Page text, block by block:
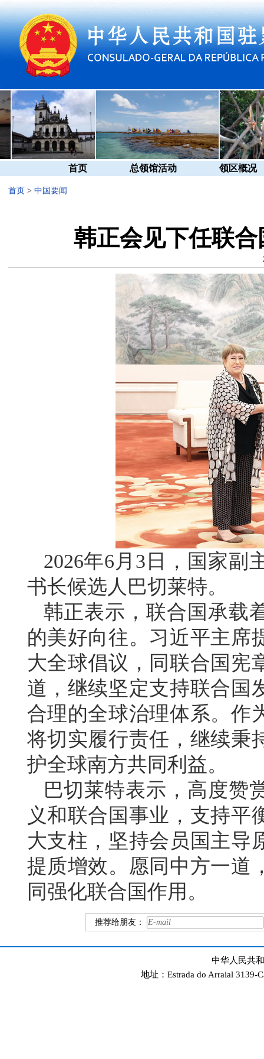
首页 总领馆活动 领区概况
首页 > 中国要闻
韩正会见下任联
2026年6月3日，国家副
书长候选人巴切莱特。
韩正表示，联合国承载
的美好向往。习近平主席
大全球倡议，同联合国宪
道，继续坚定支持联合国
合理的全球治理体系。作
将切实履行责任，继续秉
护全球南方共同利益。
巴切莱特表示，高度赞
义和联合国事业，支持平
大支柱，坚持会员国主导
提质增效。愿同中方一道
同强化联合国作用。
推荐给朋友：
中华人民共
地址：Estrada do Arraial 3139-